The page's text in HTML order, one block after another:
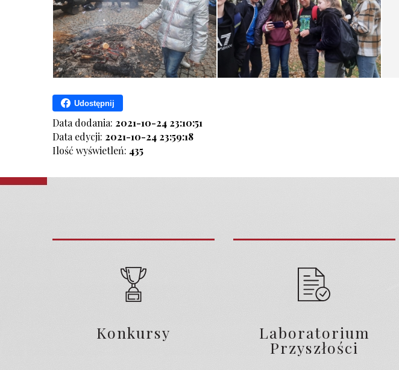
Udostępnij
Data dodania: 2021-10-24 23:10:51
Data edycji: 2021-10-24 23:59:18
Ilość wyświetleń: 435
Konkursy Laboratorium
Przyszłości